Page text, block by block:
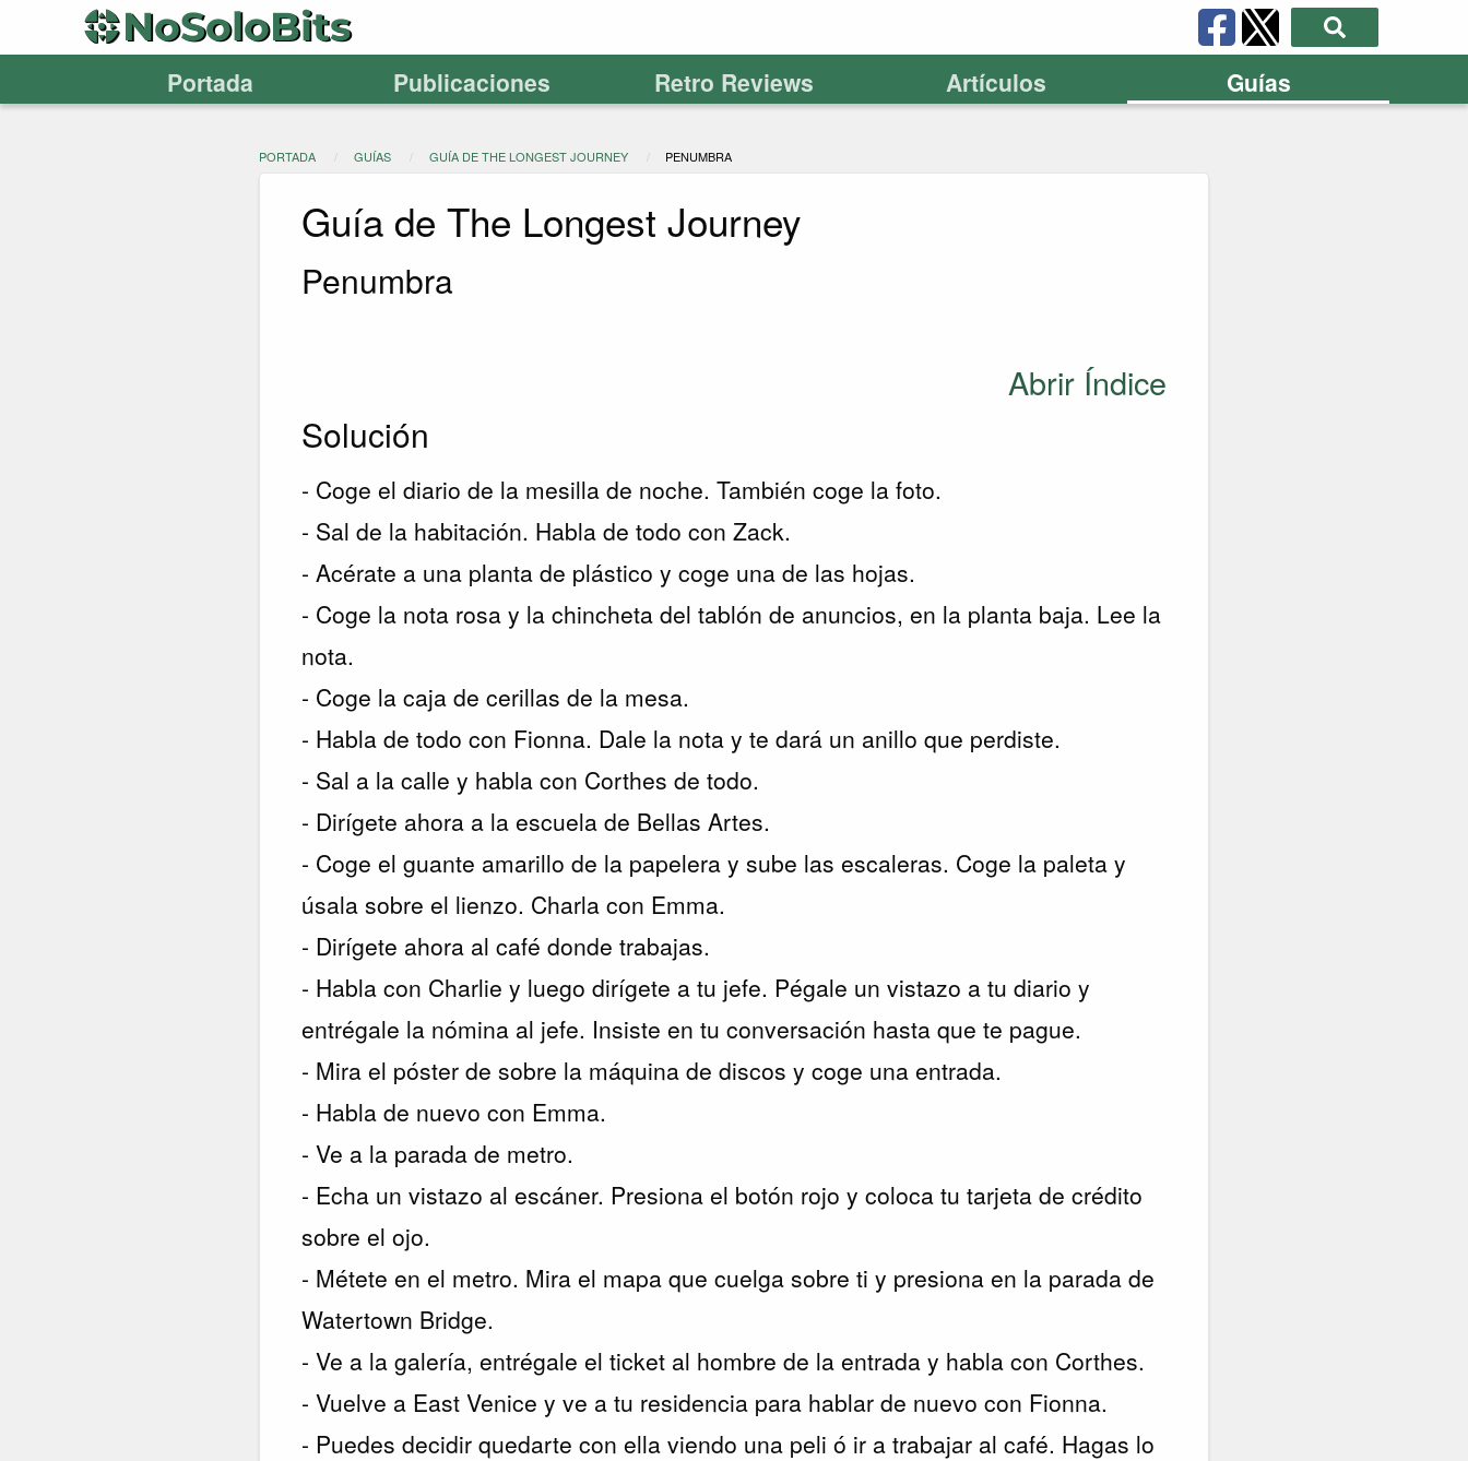
Portada Publicaciones Retro Reviews Artículos Guías
PORTADA GUÍAS GUÍA DE THE LONGEST JOURNEY PENUMBRA
Guía de The Longest Journey
Penumbra
Abrir Índice
Solución
- Coge el diario de la mesilla de noche. También coge la foto.
- Sal de la habitación. Habla de todo con Zack.
- Acérate a una planta de plástico y coge una de las hojas.
- Coge la nota rosa y la chincheta del tablón de anuncios, en la planta baja. Lee la
nota.
- Coge la caja de cerillas de la mesa.
- Habla de todo con Fionna. Dale la nota y te dará un anillo que perdiste.
- Sal a la calle y habla con Corthes de todo.
- Dirígete ahora a la escuela de Bellas Artes.
- Coge el guante amarillo de la papelera y sube las escaleras. Coge la paleta y
úsala sobre el lienzo. Charla con Emma.
- Dirígete ahora al café donde trabajas.
- Habla con Charlie y luego dirígete a tu jefe. Pégale un vistazo a tu diario y
entrégale la nómina al jefe. Insiste en tu conversación hasta que te pague.
- Mira el póster de sobre la máquina de discos y coge una entrada.
- Habla de nuevo con Emma.
- Ve a la parada de metro.
- Echa un vistazo al escáner. Presiona el botón rojo y coloca tu tarjeta de crédito
sobre el ojo.
- Métete en el metro. Mira el mapa que cuelga sobre ti y presiona en la parada de
Watertown Bridge.
- Ve a la galería, entrégale el ticket al hombre de la entrada y habla con Corthes.
- Vuelve a East Venice y ve a tu residencia para hablar de nuevo con Fionna.
- Puedes decidir quedarte con ella viendo una peli ó ir a trabajar al café. Hagas lo